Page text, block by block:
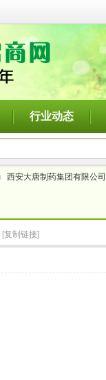
行业动态
西安大唐制药集团有限公
[复制链接]